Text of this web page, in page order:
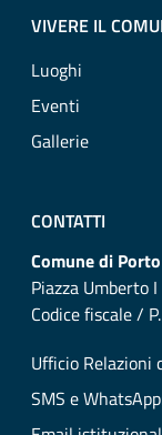
VIVERE IL
Luoghi
Eventi
Gallerie
CONTATTI
Comune di
Piazza Umberto
Codice fiscale /
Ufficio Relazioni
SMS e